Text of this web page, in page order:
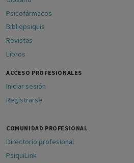
Psicofármacos
Bibliopsiquis
Revistas
Libros
ACCESO PROFESIONALES
Iniciar sesión
Registrarse
COMUNIDAD PROFESIONAL
Directorio profesional
PsiquiLink